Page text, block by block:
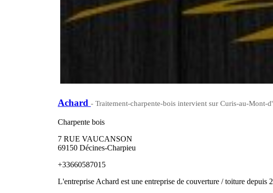
Achard - Traitement-charpente-bois intervient sur Curis-au-Mont-
Charpente bois
7 RUE VAUCANSON
69150 Décines-Charpieu
+33660587015
L'entreprise Achard est une entreprise de couverture / toiture depuis